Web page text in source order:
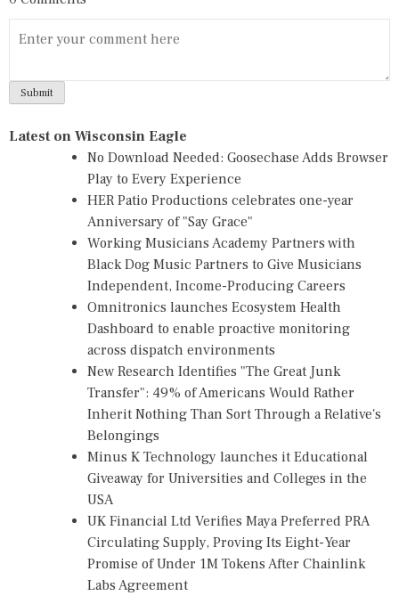
Latest on Wisconsin Eagle
No Download Needed: Goosechase Adds Browser
Play to Every Experience
HER Patio Productions celebrates one-year
Anniversary of "Say Grace"
Working Musicians Academy Partners with
Black Dog Music Partners to Give Musicians
Independent, Income-Producing Careers
Omnitronics launches Ecosystem Health
Dashboard to enable proactive monitoring
across dispatch environments
New Research Identifies "The Great Junk
Transfer": 49% of Americans Would Rather
Inherit Nothing Than Sort Through a Relative's
Belongings
Minus K Technology launches it Educational
Giveaway for Universities and Colleges in the
USA
UK Financial Ltd Verifies Maya Preferred PRA
Circulating Supply, Proving Its Eight-Year
Promise of Under 1M Tokens After Chainlink
Labs Agreement